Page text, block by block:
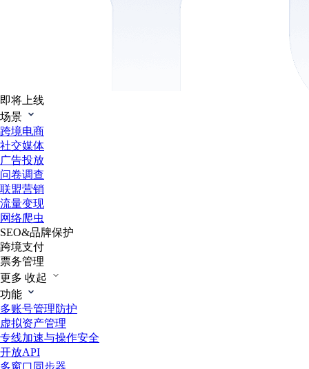
即将上线
场景
跨境电商
社交媒体
广告投放
问卷调查
联盟营销
流量变现
网络爬虫
SEO&品牌保护
跨境支付
票务管理
更多 收起
功能
多账号管理防护
虚拟资产管理
专线加速与操作安全
开放API
多窗口同步器